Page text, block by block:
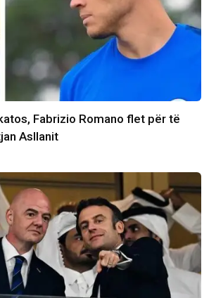
Fabrizio Romano flet për të
Asllanit